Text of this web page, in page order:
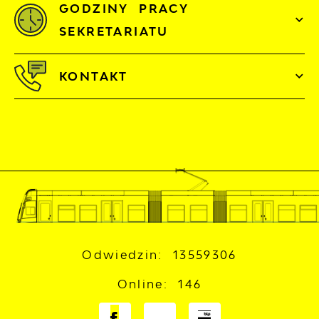
GODZINY PRACY
SEKRETARIATU
KONTAKT
Odwiedzin: 13559306
Online: 146